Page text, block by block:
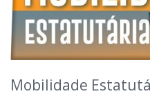
Mobilidade